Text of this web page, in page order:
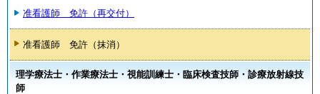
准看護師 免許（再交付）
准看護師 免許（抹消）
理学療法士・作業療法士・視能訓練士・臨床検査技師・診療放射線技
師